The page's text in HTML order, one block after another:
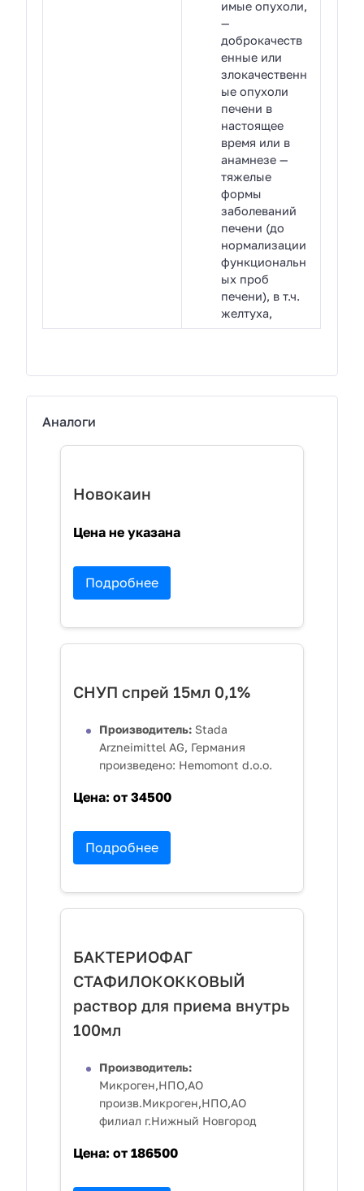
имые опухоли,
—
доброкачеств
енные или
злокачественн
ые опухоли
печени в
настоящее
время или в
анамнезе —
тяжелые
формы
заболеваний
печени (до
нормализации
функциональн
ых проб
печени), в т.ч.
желтуха,
Аналоги
Новокаин
Цена не указана
Подробнее
СНУП спрей 15мл 0,1%
Производитель: Stada
Arzneimittel AG, Германия
произведено: Hemomont d.o.o.
Цена: от 34500
Подробнее
БАКТЕРИОФАГ
СТАФИЛОКОККОВЫЙ
раствор для приема внутрь
100мл
Производитель:
Микроген,НПО,АО
произв.Микроген,НПО,АО
филиал г.Нижный Новгород
Цена: от 186500